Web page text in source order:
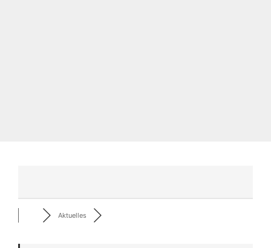
Aktuelles